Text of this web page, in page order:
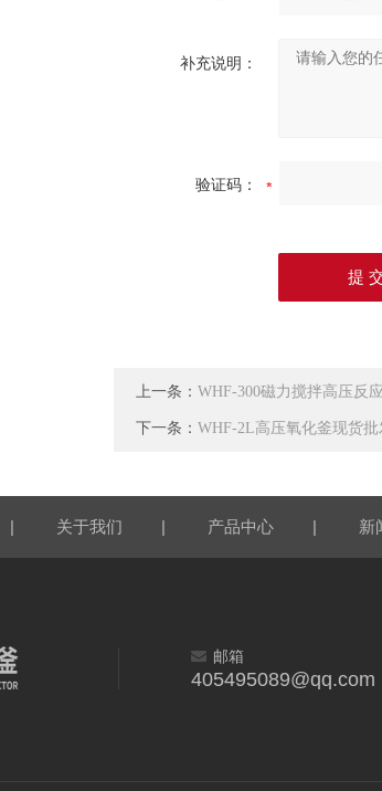
补充说明：
验证码：
上一条：WHF-300磁力搅拌高压反
下一条：WHF-2L高压氧化釜现货批
| 关于我们 | 产品中心 | 新
邮箱
405495089@qq.com